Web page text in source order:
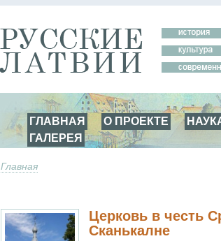
ГЛАВНАЯ О ПРОЕКТЕ
ГАЛЕРЕЯ
Главная
Церковь в честь
Сканькалне